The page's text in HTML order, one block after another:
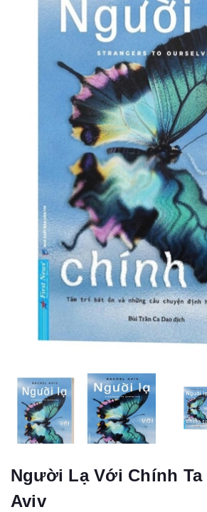
Người Lạ Với Chính Ta
Aviv